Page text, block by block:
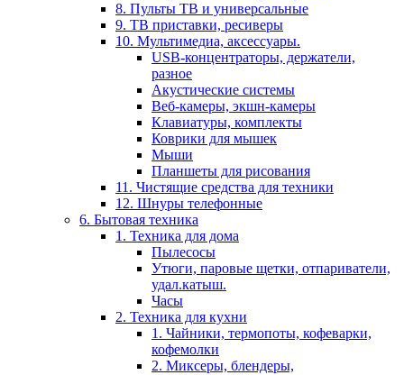
8. Пульты ТВ и универсальные
9. ТВ приставки, ресиверы
10. Мультимедиа, аксессуары.
USB-концентраторы, держатели,
разное
Акустические системы
Веб-камеры, экшн-камеры
Клавиатуры, комплекты
Коврики для мышек
Мыши
Планшеты для рисования
11. Чистящие средства для техники
12. Шнуры телефонные
6. Бытовая техника
1. Техника для дома
Пылесосы
Утюги, паровые щетки, отпариватели,
удал.катыш.
Часы
2. Техника для кухни
1. Чайники, термопоты, кофеварки,
кофемолки
2. Миксеры, блендеры,